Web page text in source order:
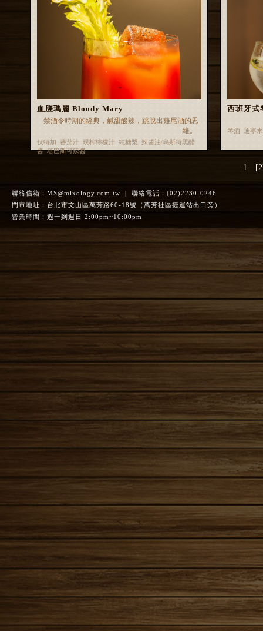
血腥瑪麗 Bloody Mary
禁酒令時期的經典，鹹甜酸辣，跳脫出雞尾酒的思
維。
伏特加 蕃茄汁 現榨檸檬汁 純糖漿 辣醬油/烏斯特黑醋
醬 塔巴斯可辣醬
西班牙
琴酒 通寧
1
聯絡信箱： MS@mixology.com.tw | 聯絡電話：(02)2230-0246
門市地址：台北市文山區萬芳路60-18號（萬芳社區捷運站出口旁）
營業時間：週一到週日 2:00pm~10:00pm